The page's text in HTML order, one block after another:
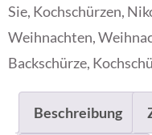
Sie, Kochschürzen,
Weihnachten,
Backschürze,
Beschreibung